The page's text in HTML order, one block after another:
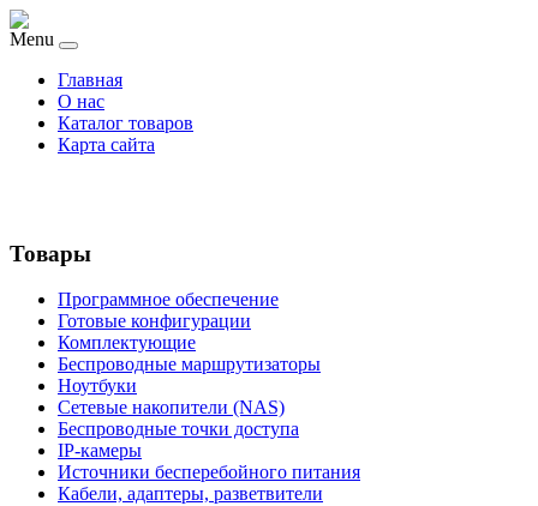
Menu
Главная
О нас
Каталог товаров
Карта сайта
Товары
Программное обеспечение
Готовые конфигурации
Комплектующие
Беспроводные маршрутизаторы
Ноутбуки
Сетевые накопители (NAS)
Беспроводные точки доступа
IP-камеры
Источники бесперебойного питания
Кабели, адаптеры, разветвители